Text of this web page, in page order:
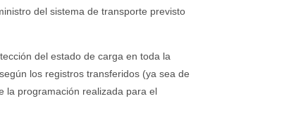
del sistema de transporte previsto
del estado de carga en toda la
los registros transferidos (ya sea de
la programación realizada para el